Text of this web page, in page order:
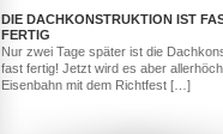
DIE DACHKONSTRUKTION IST
FERTIG
Nur zwei Tage später ist die
fast fertig! Jetzt wird es aber
Eisenbahn mit dem Richtfest […]